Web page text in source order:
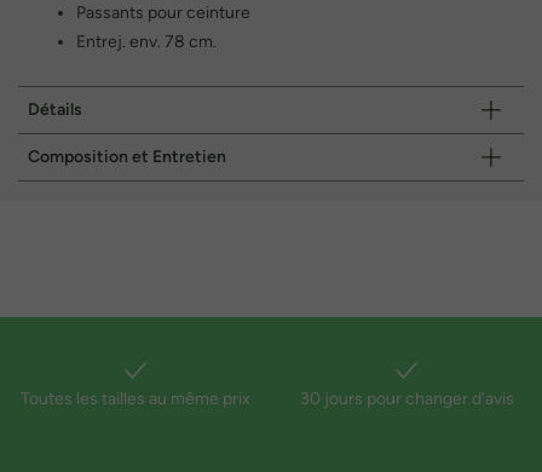
Passants pour ceinture
Entrej. env. 78 cm.
Détails
Composition et Entretien
Toutes les tailles au même prix 30 jours pour changer d'avis